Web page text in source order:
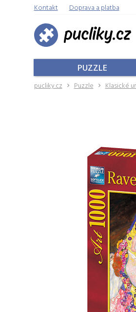
Kontakt Doprava a platba
PUZZLE
pucliky.cz Puzzle Klasické